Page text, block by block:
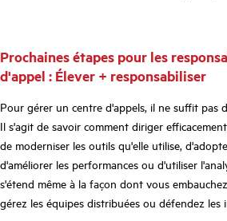
Prochaines étapes pour les
d'appel : Élever + responsabiliser
Pour gérer un centre d'appels, il ne suffit pas
Il s'agit de savoir comment diriger
de moderniser les outils qu'elle utilise,
d'améliorer les performances ou d'utiliser
s'étend même à la façon dont vous
gérez les équipes distribuées ou défendez les